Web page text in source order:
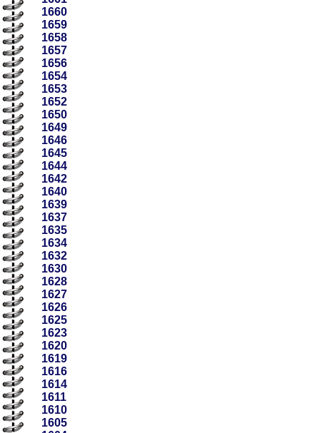
1660
1659
1658
1657
1656
1654
1653
1652
1650
1649
1646
1645
1644
1642
1640
1639
1637
1635
1634
1632
1630
1628
1627
1626
1625
1623
1620
1619
1616
1614
1611
1610
1605